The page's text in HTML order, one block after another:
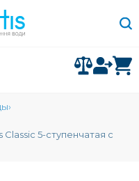
5-ступенчатая с